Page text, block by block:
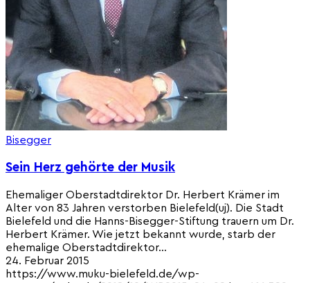
Bisegger
Sein Herz gehörte der Musik
Ehemaliger Oberstadtdirektor Dr. Herbert Krämer im
Alter von 83 Jahren verstorben Bielefeld(uj). Die Stadt
Bielefeld und die Hanns-Bisegger-Stiftung trauern um Dr.
Herbert Krämer. Wie jetzt bekannt wurde, starb der
ehemalige Oberstadtdirektor…
24. Februar 2015
https://www.muku-bielefeld.de/wp-